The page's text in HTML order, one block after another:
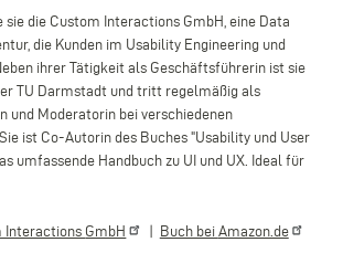
sie die Custom Interactions GmbH, eine Data
die Kunden im Usability Engineering und
ihrer Tätigkeit als Geschäftsführerin ist sie
TU Darmstadt und tritt regelmäßig als
und Moderatorin bei verschiedenen
ist Co-Autorin des Buches "Usability und User
umfassende Handbuch zu UI und UX. Ideal für
Interactions GmbH | Buch beiAmazon.de